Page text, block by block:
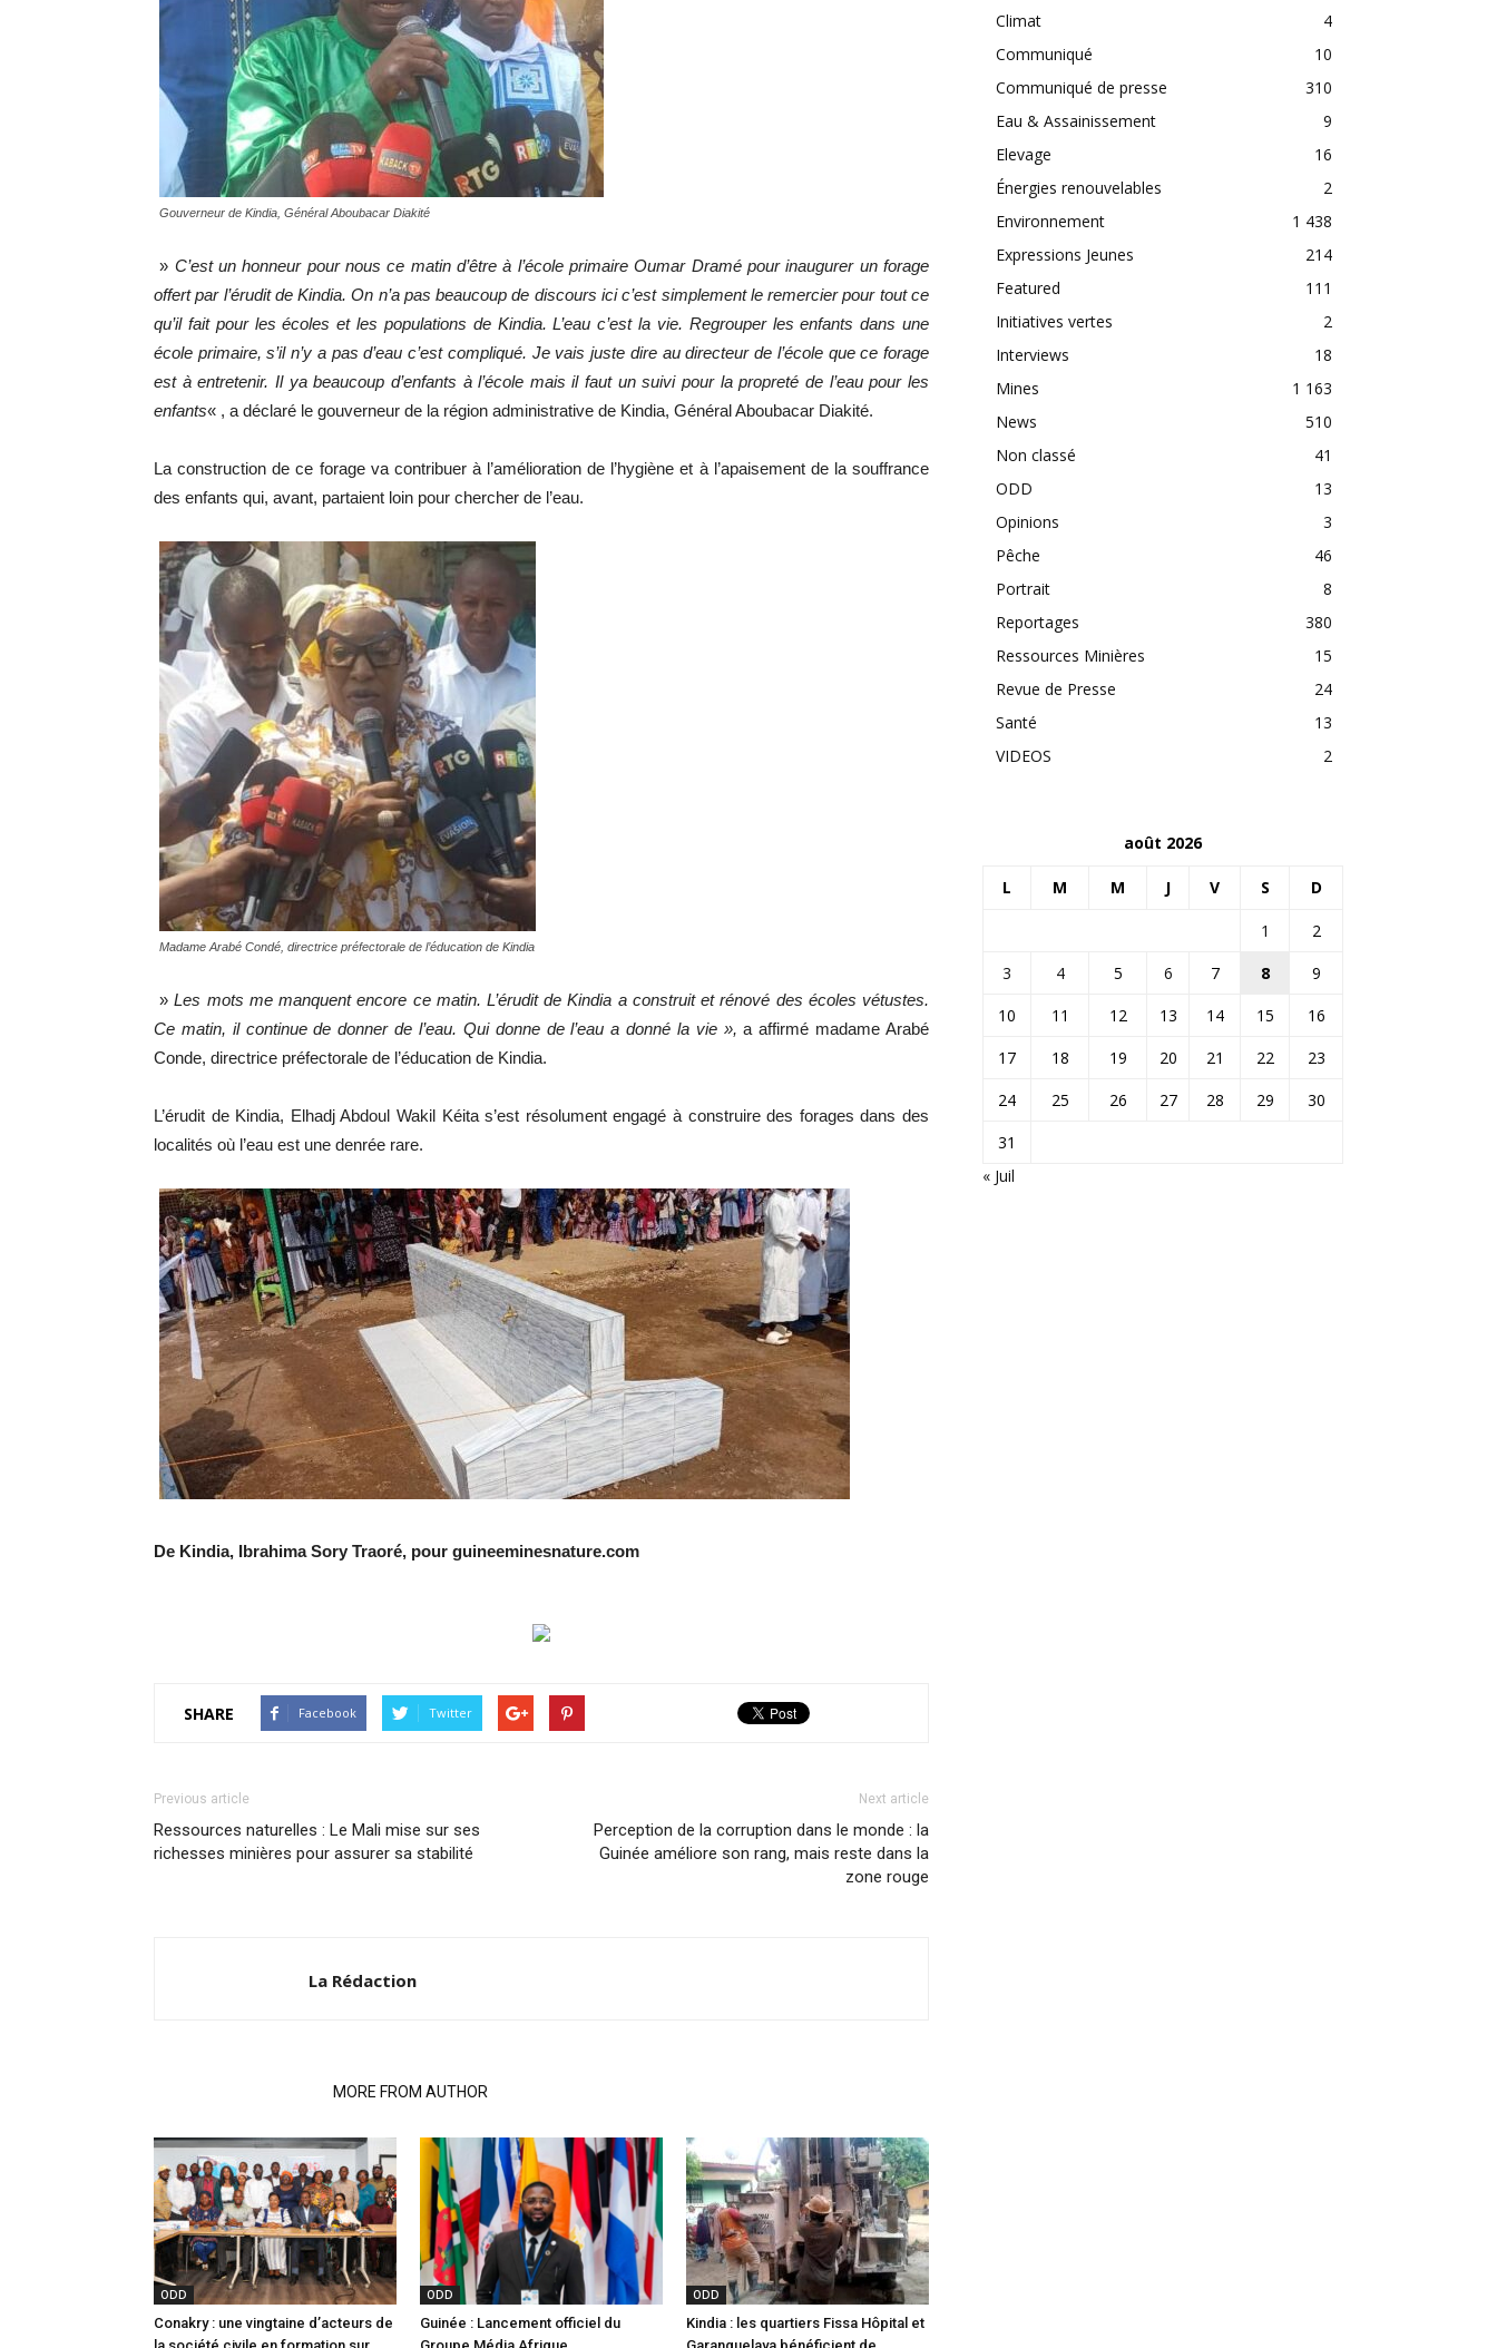
Gouverneur de Kindia, Général Aboubacar Diakité
» C’est un honneur pour nous ce matin d’être à l’école primaire Oumar Dramé pour inaugurer un forage
offert par l’érudit de Kindia. On n’a pas beaucoup de discours ici c’est simplement le remercier pour tout ce
qu’il fait pour les écoles et les populations de Kindia. L’eau c’est la vie. Regrouper les enfants dans une
école primaire, s’il n’y a pas d’eau c’est compliqué. Je vais juste dire au directeur de l’école que ce forage
est à entretenir. Il ya beaucoup d’enfants à l’école mais il faut un suivi pour la propreté de l’eau pour les
enfants« , a déclaré le gouverneur de la région administrative de Kindia, Général Aboubacar Diakité.
La construction de ce forage va contribuer à l’amélioration de l’hygiène et à l’apaisement de la souffrance
des enfants qui, avant, partaient loin pour chercher de l’eau.
Madame Arabé Condé, directrice préfectorale de l’éducation de Kindia
»Les mots me manquent encore ce matin. L’érudit de Kindia a construit et rénové des écoles vétustes.
Ce matin, il continue de donner de l’eau. Qui donne de l’eau a donné la vie », a affirmé madame Arabé
Conde, directrice préfectorale de l’éducation de Kindia.
L’érudit de Kindia, Elhadj Abdoul Wakil Kéita s’est résolument engagé à construire des forages dans des
localités où l’eau est une denrée rare.
De Kindia, Ibrahima Sory Traoré, pour guineeminesnature.com
SHARE Facebook Twitter
Previous article
Ressources naturelles : Le Mali mise sur ses
richesses minières pour assurer sa stabilité
Next article
Perception de la corruption dans le monde : la
Guinée améliore son rang, mais reste dans la
zone rouge
La Rédaction
MORE FROM AUTHOR
ODD
Conakry : une vingtaine d’acteurs de
ODD
Guinée : Lancement officiel du
ODD
Kindia : les quartiers Fissa Hôpital et
Climat
4
Communiqué
10
Communiqué de presse
310
Eau & Assainissement
9
Elevage
16
Énergies renouvelables
2
Environnement
1 438
Expressions Jeunes
214
Featured
111
Initiatives vertes
2
Interviews
18
Mines
1 163
News
510
Non classé
41
ODD
13
Opinions
3
Pêche
46
Portrait
8
Reportages
380
Ressources Minières
15
Revue de Presse
24
Santé
13
VIDEOS
2
août 2026
L M M J V S D
1
2
3
4 5 6 7 8
9
10
11 12 13 14 15
16
17
18 19 20 21 22
23
24
25 26 27 28 29
30
31
« Juil